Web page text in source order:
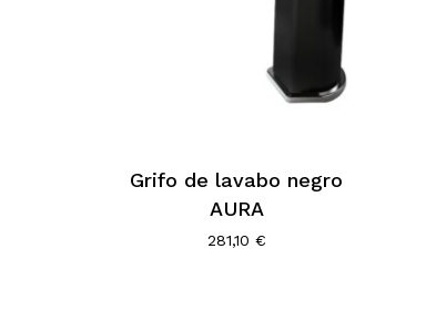
Grifo de lavabo negro
AURA
281,10 €